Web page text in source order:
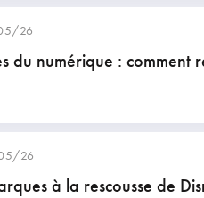
26
du numérique : comment
26
à la rescousse de